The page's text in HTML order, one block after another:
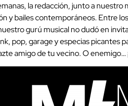
la redacción, junto a
y bailes contemporáneos. Entre
gurú musical no dudó en
pop, garage y especias
amigo de tu vecino. O enemigo…